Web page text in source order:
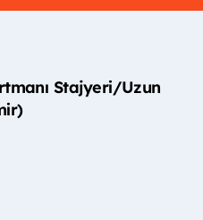
Stajyeri/Uzun